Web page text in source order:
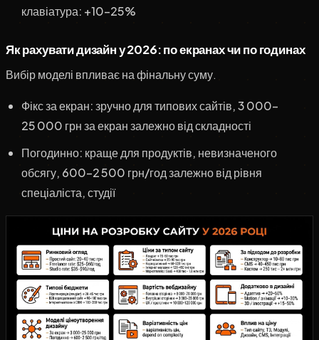
клавіатура: +10–25%
Як рахувати дизайн у 2026: по екранах чи по годинах
Вибір моделі впливає на фінальну суму.
Фікс за екран: зручно для типових сайтів, 3 000–
25 000 грн за екран залежно від складності
Погодинно: краще для продуктів, невизначеного
обсягу, 600–2 500 грн/год залежно від рівня
спеціаліста, студії